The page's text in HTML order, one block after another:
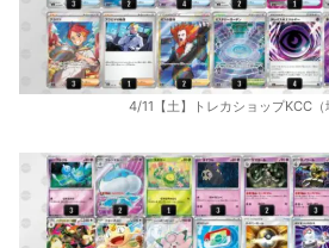
4/11【土】トレカショップKCC（